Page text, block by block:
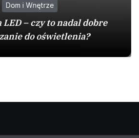
Dom i Wnętrze
– czy to nadal dobre
do oświetlenia?